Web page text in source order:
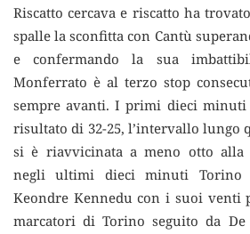
Riscatto cercava e riscatto ha
spalle la sconfitta con Cantù
e confermando la sua
Monferrato è al terzo stop
sempre avanti. I primi dieci minuti
risultato di 32-25, l’intervallo lungo
si è riavvicinata a meno otto alla
negli ultimi dieci minuti
Keondre Kennedu con i suoi venti
marcatori di Torino seguito da De